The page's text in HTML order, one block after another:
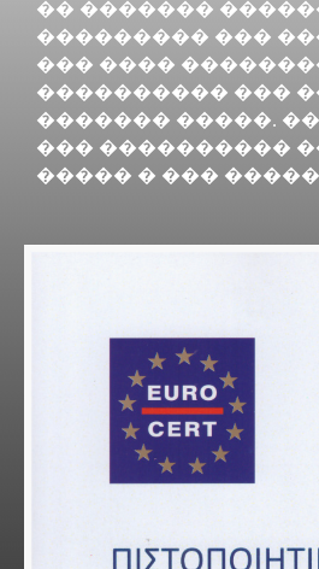
�� �������
��������� ���
��� ����
���������� ���
������� �����.
��� ����������
����� � ���